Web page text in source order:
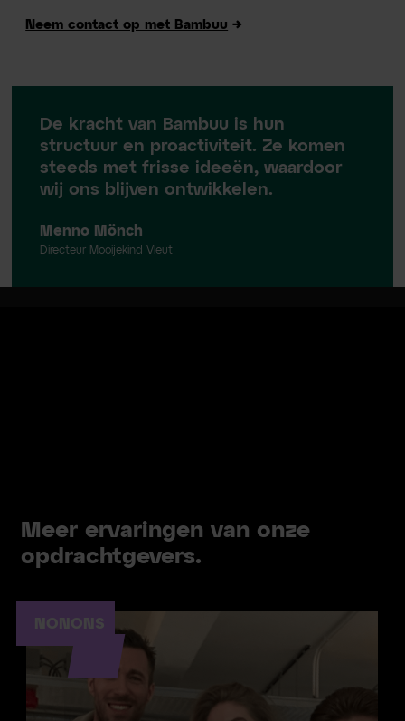
Neem contact op met Bambuu →
De kracht van Bambuu is hun
structuur en proactiviteit. Ze komen
steeds met frisse ideeën, waardoor
wij ons blijven ontwikkelen.
Menno Mönch
Directeur Mooijekind Vleut
Meer ervaringen van onze
opdrachtgevers.
NONONS